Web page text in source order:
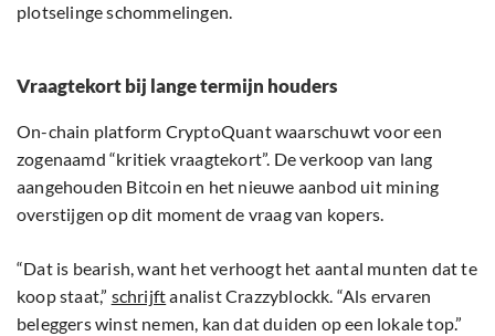
plotselinge schommelingen.
Vraagtekort bij lange termijn houders
On-chain platform CryptoQuant waarschuwt voor een
zogenaamd “kritiek vraagtekort”. De verkoop van lang
aangehouden Bitcoin en het nieuwe aanbod uit mining
overstijgen op dit moment de vraag van kopers.
“Dat is bearish, want het verhoogt het aantal munten dat te
koop staat,” schrijftanalist Crazzyblockk. “Als ervaren
beleggers winst nemen, kan dat duiden op een lokale top.”